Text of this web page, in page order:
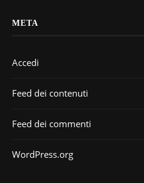
META
Accedi
Feed dei contenuti
Feed dei commenti
WordPress.org